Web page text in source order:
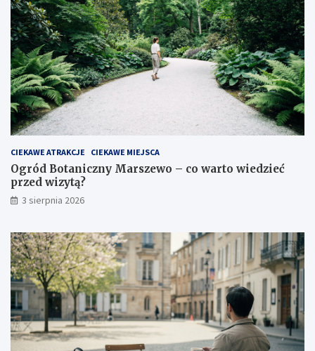
CIEKAWE ATRAKCJE CIEKAWE MIEJSCA
Ogród Botaniczny Marszewo – co warto wiedzieć
przed wizytą?
3 sierpnia 2026